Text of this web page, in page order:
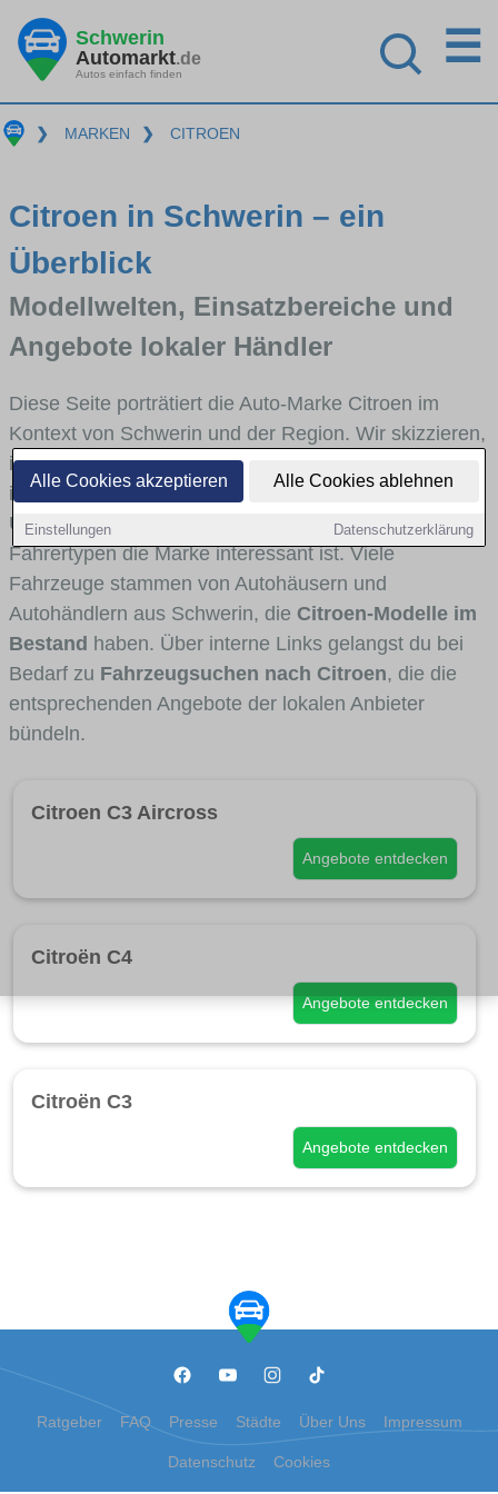
Alle Cookies akzeptieren Alle Cookies ablehnen
Einstellungen Datenschutzerklärung
Schwerin
Automarkt.de
Autos einfach finden
☰
❯ MARKEN ❯ CITROEN
Citroen in Schwerin – ein
Überblick
Modellwelten, Einsatzbereiche und
Angebote lokaler Händler
Diese Seite porträtiert die Auto-Marke Citroen im
Kontext von Schwerin und der Region. Wir skizzieren,
in welchen Fahrzeugklassen Citroen stark vertreten
ist, welche Modellreihen häufig im Stadt- und
Umlandverkehr zu sehen sind und für welche
Fahrertypen die Marke interessant ist. Viele
Fahrzeuge stammen von Autohäusern und
Autohändlern aus Schwerin, die Citroen-Modelle im
Bestand haben. Über interne Links gelangst du bei
Bedarf zu Fahrzeugsuchen nach Citroen, die die
entsprechenden Angebote der lokalen Anbieter
bündeln.
Citroen C3 Aircross
Angebote entdecken
Citroën C4
Angebote entdecken
Citroën C3
Angebote entdecken
Ratgeber FAQ Presse Städte Über Uns Impressum
Datenschutz Cookies